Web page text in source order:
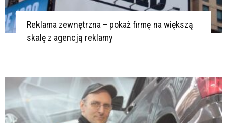
Reklama zewnętrzna – pokaż firmę na większą
skalę z agencją reklamy